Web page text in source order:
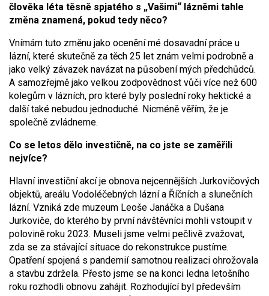
člověka léta těsně spjatého s „Vašimi“ lázněmi tahle
změna znamená, pokud tedy něco?
Vnímám tuto změnu jako ocenění mé dosavadní práce u
lázní, které skutečně za těch 25 let znám velmi podrobně a
jako velký závazek navázat na působení mých předchůdců.
A samozřejmě jako velkou zodpovědnost vůči více než 600
kolegům v lázních, pro které byly poslední roky hektické a
další také nebudou jednoduché. Nicméně věřím, že je
společně zvládneme.
Co se letos dělo investičně, na co jste se zaměřili
nejvíce?
Hlavní investiční akcí je obnova nejcennějších Jurkovičových
objektů, areálu Vodoléčebných lázní a Říčních a slunečních
lázní. Vzniká zde muzeum Leoše Janáčka a Dušana
Jurkoviče, do kterého by první návštěvníci mohli vstoupit v
polovině roku 2023. Museli jsme velmi pečlivě zvažovat,
zda se za stávající situace do rekonstrukce pustíme.
Opatření spojená s pandemií samotnou realizaci ohrožovala
a stavbu zdržela. Přesto jsme se na konci ledna letošního
roku rozhodli obnovu zahájit. Rozhodující byl především